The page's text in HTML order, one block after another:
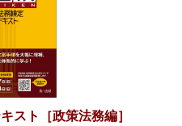
スト［政策法務編］